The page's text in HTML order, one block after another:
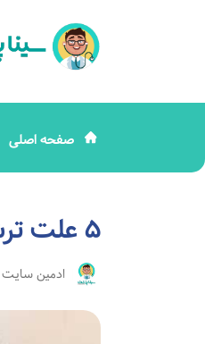
صفحه اصلی
5 علت ترشحات واژن و راه های درمان آن
ادمین سایت sina